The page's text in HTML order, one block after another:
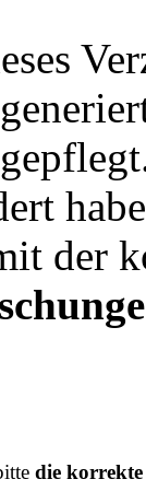
der
die korrekte